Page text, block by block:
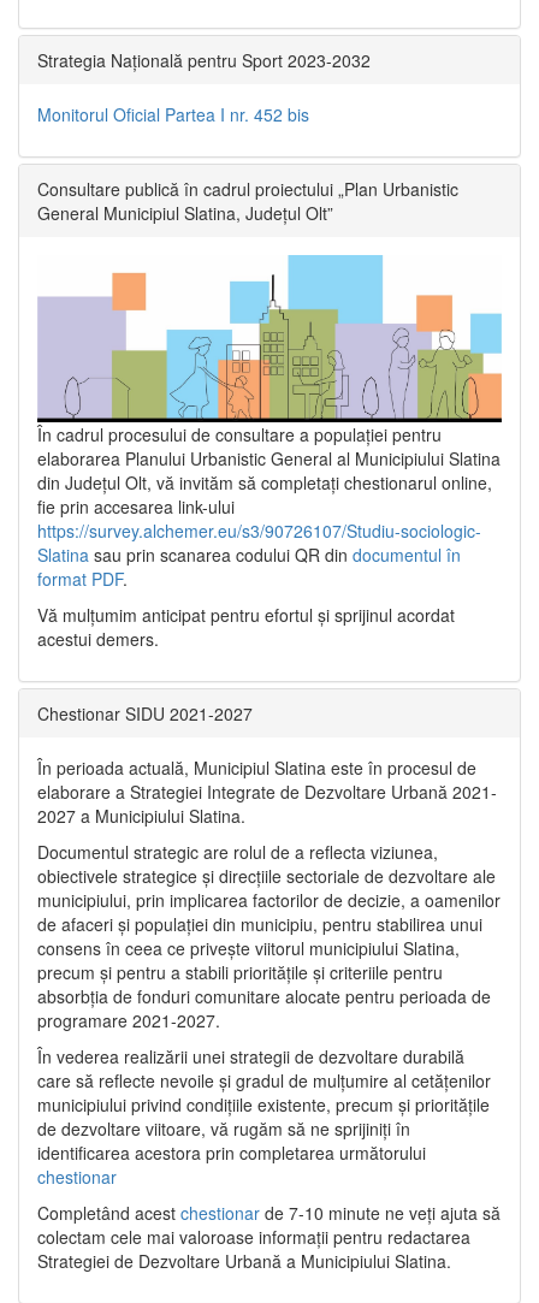
Strategia Națională pentru Sport 2023-2032
Monitorul Oficial Partea I nr. 452 bis
Consultare publică în cadrul proiectului „Plan Urbanistic
General Municipiul Slatina, Județul Olt”
În cadrul procesului de consultare a populaţiei pentru
elaborarea Planului Urbanistic General al Municipiului Slatina
din Județul Olt, vă invităm să completați chestionarul online,
fie prin accesarea link-ului
https://survey.alchemer.eu/s3/90726107/Studiu-sociologic-
Slatina sau prin scanarea codului QR din documentul în
format PDF.
Vă mulţumim anticipat pentru efortul şi sprijinul acordat
acestui demers.
Chestionar SIDU 2021-2027
În perioada actuală, Municipiul Slatina este în procesul de
elaborare a Strategiei Integrate de Dezvoltare Urbană 2021‐
2027 a Municipiului Slatina.
Documentul strategic are rolul de a reflecta viziunea,
obiectivele strategice și direcțiile sectoriale de dezvoltare ale
municipiului, prin implicarea factorilor de decizie, a oamenilor
de afaceri și populației din municipiu, pentru stabilirea unui
consens în ceea ce privește viitorul municipiului Slatina,
precum și pentru a stabili prioritățile și criteriile pentru
absorbția de fonduri comunitare alocate pentru perioada de
programare 2021-2027.
În vederea realizării unei strategii de dezvoltare durabilă
care să reflecte nevoile și gradul de mulțumire al cetățenilor
municipiului privind condițiile existente, precum și prioritățile
de dezvoltare viitoare, vă rugăm să ne sprijiniți în
identificarea acestora prin completarea următorului
chestionar
Completând acest chestionar de 7-10 minute ne veți ajuta să
colectam cele mai valoroase informații pentru redactarea
Strategiei de Dezvoltare Urbană a Municipiului Slatina.